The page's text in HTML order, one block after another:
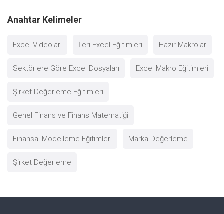
Anahtar Kelimeler
Excel Videoları İleri Excel Eğitimleri Hazır Makrolar
Sektörlere Göre Excel Dosyaları Excel Makro Eğitimleri
Şirket Değerleme Eğitimleri
Genel Finans ve Finans Matematiği
Finansal Modelleme Eğitimleri Marka Değerleme
Şirket Değerleme